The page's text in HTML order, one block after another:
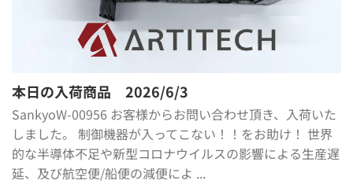
本日の入荷商品 2026/6/3
SankyoW-00956 お客様からお問い合わせ頂き、入荷いた
しました。 制御機器が入ってこない！！をお助け！ 世界
的な半導体不足や新型コロナウイルスの影響による生産遅
延、及び航空便/船便の減便によ ...